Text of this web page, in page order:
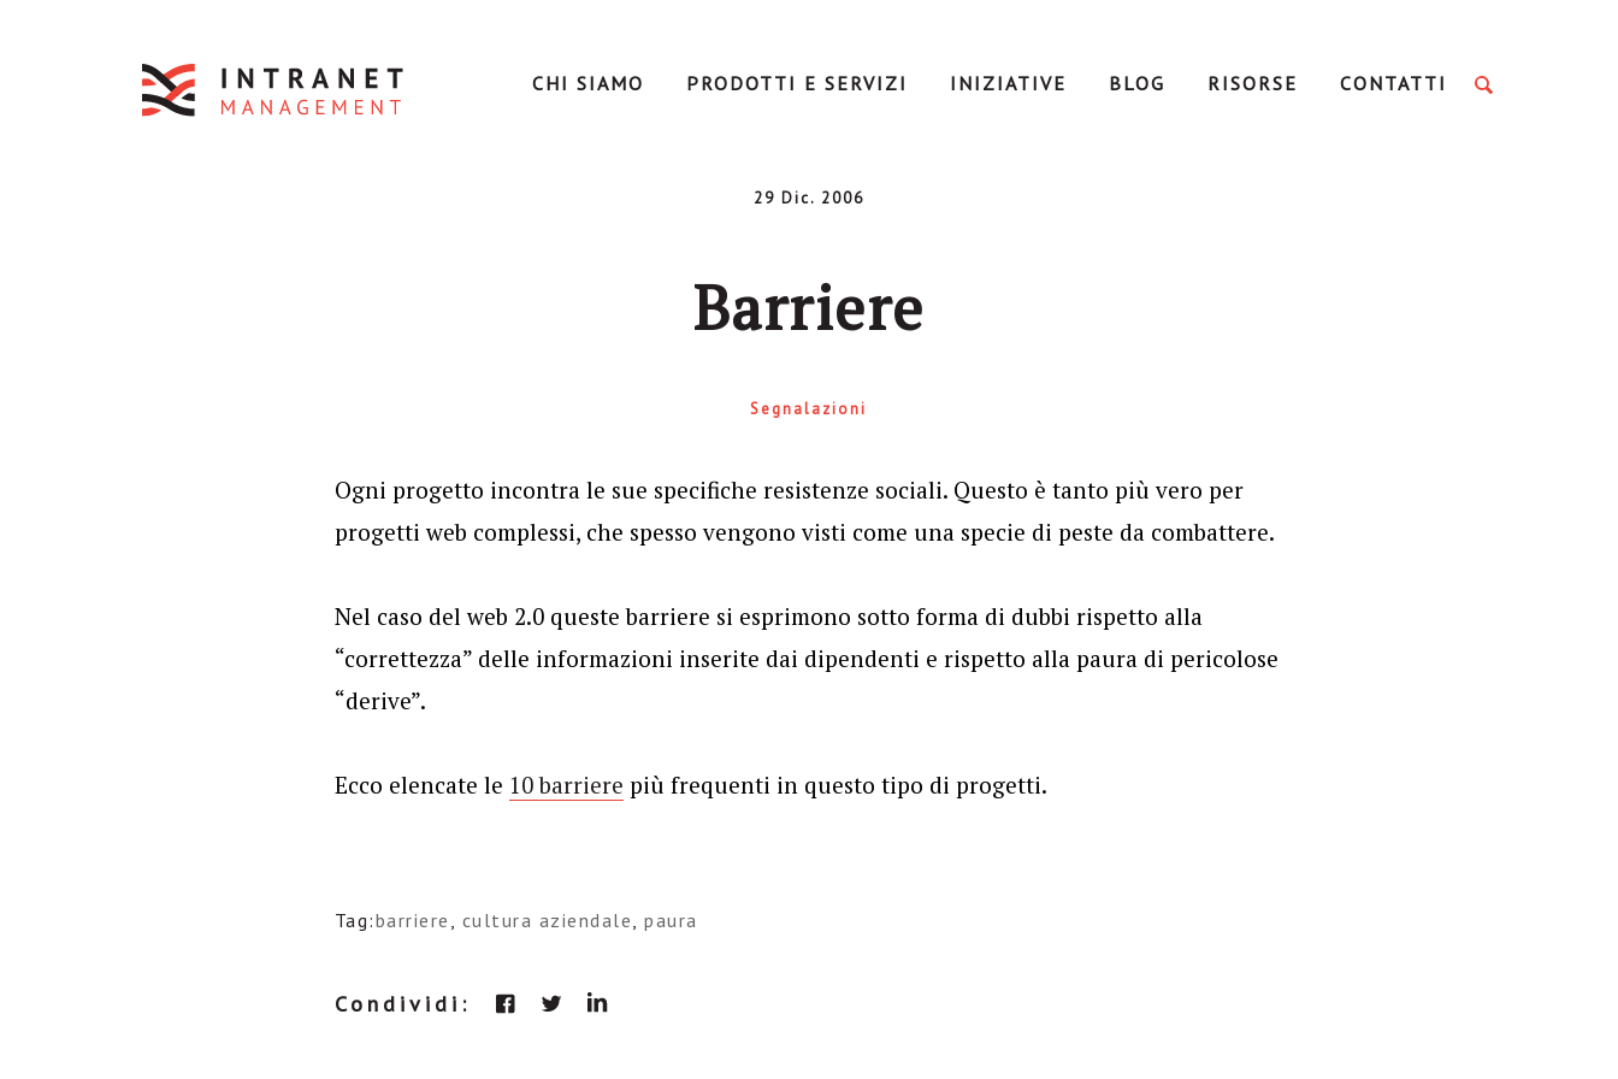
CHI SIAMO PRODOTTI E SERVIZI INIZIATIVE BLOG RISORSE CONTATTI
29 Dic. 2006
Barriere
Segnalazioni
Ogni progetto incontra le sue specifiche resistenze sociali. Questo è tanto più vero per
progetti web complessi, che spesso vengono visti come una specie di peste da combattere.
Nel caso del web 2.0 queste barriere si esprimono sotto forma di dubbi rispetto alla
“correttezza” delle informazioni inserite dai dipendenti e rispetto alla paura di pericolose
“derive”.
Ecco elencate le 10 barriere più frequenti in questo tipo di progetti.
Tag:barriere , cultura aziendale,paura
Condividi: